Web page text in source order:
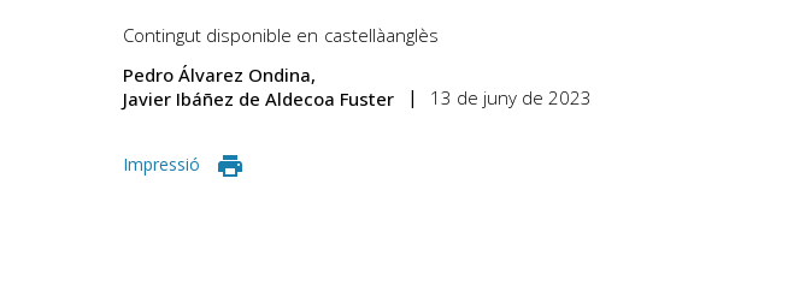
Contingut disponible en castellàanglès
Pedro Álvarez Ondina
Javier Ibáñez de Aldecoa Fuster
13 de juny de 2023
Impressió